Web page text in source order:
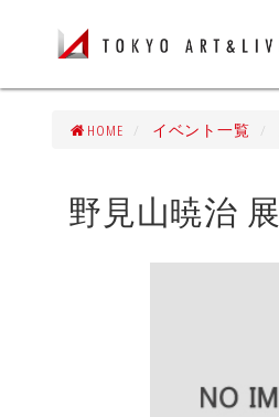
HOME イベント一覧
野見山暁治 展